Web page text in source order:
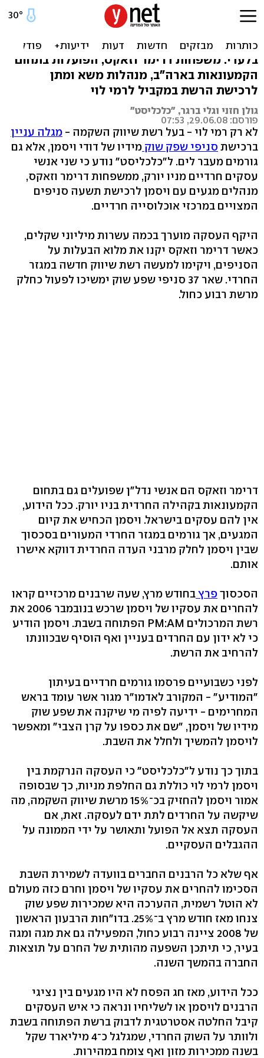
חרדים מניו יורק מתעניינים
ברכישת שפע שוק
בלעדי: משפחות דרימר וזאקס, הפועלות בתחום
הקמעונאות בארה"ב, מנהלות משא ומתן
לרכישת הרשת במקביל לרמי לוי
גולן חזני וגלי ברגר, "כלכליסט"
פורסם: 29.06.08, 07:53
לא רק רמי לוי - בעל רשת שיווק השקמה - מגלה עניין
ברכישת סניפי שפק שוק מידיו של דודי ויסמן, אלא גם
גורמים מעבר לים. ל"כלכליסט" נודע כי שני אנשי
עסקים חרדיים מניו יורק, ממשפחות דרימר וזאקס,
מנהלים מגעים עם ויסמן לרכישת תשעה סניפים
המצויים במרכזי אוכלוסייה חרדיים.
היקף העסקה מוערך בכמה עשרות מיליוני שקלים,
כאשר דרימר וזאקס יקנו את מלוא הבעלות על
הסניפים, ויקימו למעשה רשת שיווק חדשה במגזר
החרדי. שאר 37 סניפי שפע שוק ימשיכו לפעול כחלק
מרשת רבוע כחול.
דרימר וזאקס הם אנשי נדל"ן שפועלים גם בתחום
הקמעונאות בקהילה החרדית בניו יורק. ככל הידוע,
אין להם עסקים בישראל. ויסמן הכחיש את קיום
המגעים, אך גורמים במגזר החרדי המעורים בסכסוך
שבין ויסמן לחלק מרבני העדה החרדית דווקא אישרו
אותם.
הסכסוךפרץבחודש מרץ, שעה שרבנים מרכזיים קראו
להחרים את עסקיו של ויסמן שרכש בנובמבר 2006 את
רשת המרכולים PM:AM הפתוחה בשבת. ויסמן הודיע
כי לא ידון עם החרדים בעניין ואף הוסיף שבכוונתו
להרחיב את הרשת.
לפני כשבועיים פרסמו גורמים חרדיים בעיתון
"המודיע" - המקורב לאדמו"ר מגור אשר עומד בראש
המחרימים - ידיעה לפיה מי שיקנה את שפע שוק
מידיו של ויסמן, "שם את כספו על קרן הצבי" ומאפשר
לויסמן להמשיך ולחלל את השבת.
בתוך כך נודע ל"כלכליסט" כי העסקה הנרקמת בין
ויסמן לרמי לוי כוללת גם החלפת מניות, כך שבסופה
אמור ויסמן להחזיק בכ־15% מרשת שיווק השקמה, מה
שיקשה על החרדים לתת ידם לעסקה. זאת, אם
העסקה תצא אל הפועל ותאושר על ידי הממונה על
ההגבלים העסקיים.
אף שלא כל הרבנים החברים בוועדה לשמירת השבת
הסכימו להחרים את עסקיו של ויסמן וחרם כזה מעולם
לא הוטל רשמית, ההערכה היא שמכירות שפע שוק
צנחו מאז חודש מרץ ב־25%. בדו"חות הרבעון הראשון
של 2008 ציינה רבוע כחול, המפעילה גם את מגה ומגה
בעיר, כי תיתכן השפעה מהותית של החרם על תוצאות
החברה בהמשך השנה.
ככל הידוע, מאז חג הפסח לא היו מגעים בין נציגי
הרבנים לויסמן או לשליחיו ונראה כי איש העסקים
קיבל החלטה אסטרטגית לדבוק ברשת הפתוחה בשבת
ולוותר על השוק החרדי, שמגלגל כ־4 מיליארד שקל
בשנה ממכירות מזון ואף צומח במהירות.